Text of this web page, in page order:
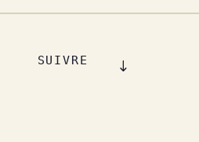
SUIVRE